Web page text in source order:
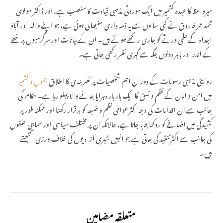
میرواعظ کا عہدہ کشمیر میں ایک موروثی مذہبی قیادت کا منصب ہے، اور ڈاکٹر مولوی
محمد عمر فاروق نے کئی سالوں سے یہ ذمہ داری سنبھالی ہوئی ہے، جو اپنے والد اور آباؤ
اجداد کے علمی ورثے کو جاری رکھے ہوئے ہیں۔ ان کے بیانات اور سرگرمیوں پر خطے
کے اندر اور باہر دونوں جگہ سے گہری نظر رکھی جاتی ہے۔
روایتی مذہبی رسومات کے دوران اہم شخصیات پر نظربندی کا اطلاقجموں و کشمیر
میں امن و امان کے نظم و نسق کا ایک بار بار دہرایا جانے والا پہلو رہا ہے۔ حکام کی
جانب سے ان اقدامات کی وجہ اکثر عوامی نظم و ضبط کو برقرار رکھنا اور ممکنہ طور پر
کشیدگی میں اضافے کو روکنا بتایا جاتا ہے، حالانکہ ان پر مختلف سیاسی اور سماجی حلقوں
کی جانب سے اکثر تنقید کی جاتی ہے جو انہیں شہری آزادیوں کی خلاف ورزی سمجھتے
ہیں۔
متعلقہ مضامین